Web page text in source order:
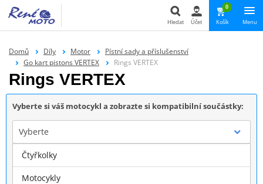
Hledat Účet
0
Košík Menu
Domů Díly Motor
Pístní sady a příslušenství
Go kart pistons VERTEX
Rings VERTEX
Rings VERTEX
Vyberte si váš motocykl a zobrazte si kompatibilní součástky:
Vyberte
Značka
Čtyřkolky
Motocykly